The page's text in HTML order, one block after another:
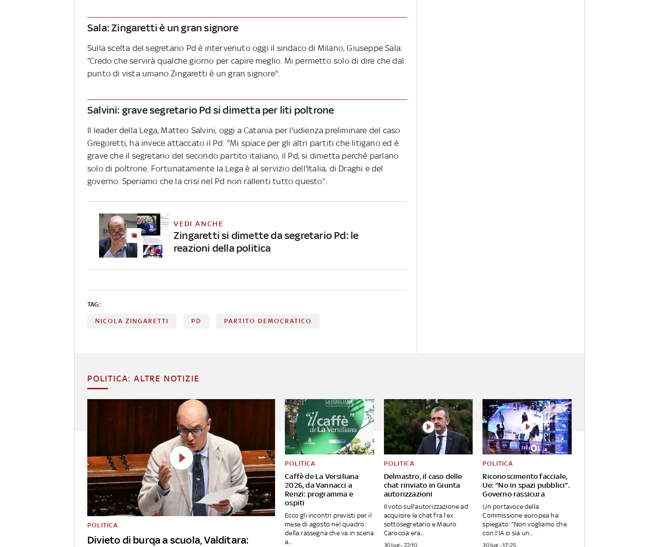
Sala: Zingaretti è un gran signore
Sulla scelta del segretario Pd è intervenuto oggi il sindaco di Milano, Giuseppe Sala:
“Credo che servirà qualche giorno per capire meglio. Mi permetto solo di dire che dal
punto di vista umano Zingaretti è un gran signore".
Salvini: grave segretario Pd si dimetta per liti poltrone
Il leader della Lega, Matteo Salvini, oggi a Catania per l'udienza preliminare del caso
Gregoretti, ha invece attaccato il Pd: "Mi spiace per gli altri partiti che litigano ed è
grave che il segretario del secondo partito italiano, il Pd, si dimetta perché parlano
solo di poltrone. Fortunatamente la Lega è al servizio dell'Italia, di Draghi e del
governo. Speriamo che la crisi nel Pd non rallenti tutto questo”.
VEDI ANCHE
Zingaretti si dimette da segretario Pd: le
reazioni della politica
TAG:
NICOLA ZINGARETTI PD PARTITO DEMOCRATICO
POLITICA: ALTRE NOTIZIE
Divieto di burqa a scuola, Valditara:
POLITICA
Caffè de La Versiliana
2026, da Vannacci a
Renzi: programma e
ospiti
POLITICA
Ecco gli incontri previsti per il
mese di agosto nel quadro
della rassegna che va in scena
a...
Delmastro, il caso delle
chat rinviato in Giunta
autorizzazioni
POLITICA
Il voto sull’autorizzazione ad
acquisire le chat fra l’ex
sottosegretario e Mauro
Caroccia era...
30 lug - 22:10
Riconoscimento facciale,
Ue: "No in spazi pubblici".
Governo rassicura
POLITICA
Un portavoce della
Commissione europea ha
spiegato: “Non vogliamo che
con l'IA ci sia un...
30 lug - 17:25